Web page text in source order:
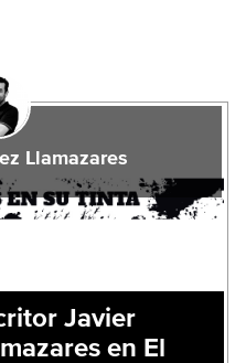
Llamazares
Javier
en El